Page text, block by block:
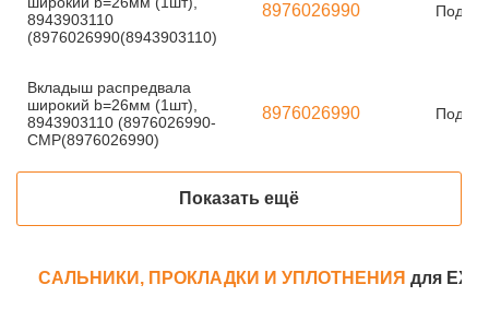
8943903110
(8976026990(8943903110)
8976026990 Под
Вкладыш распредвала
широкий b=26мм (1шт),
8943903110 (8976026990-
CMP(8976026990)
8976026990 Под
Показать ещё
САЛЬНИКИ, ПРОКЛАДКИ И УПЛОТНЕНИЯ для